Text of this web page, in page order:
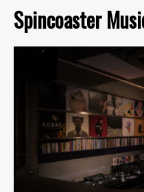
Spincoaster